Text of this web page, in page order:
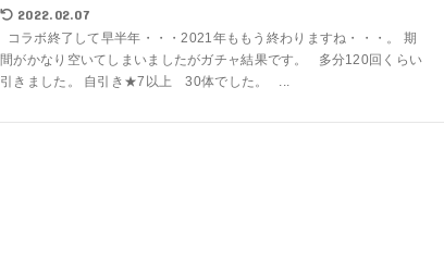
2022.02.07
コラボ終了して早半年・・・2021年ももう終わりますね・・・。 期
間がかなり空いてしまいましたがガチャ結果です。 多分120回くらい
引きました。 自引き★7以上 30体でした。 ...